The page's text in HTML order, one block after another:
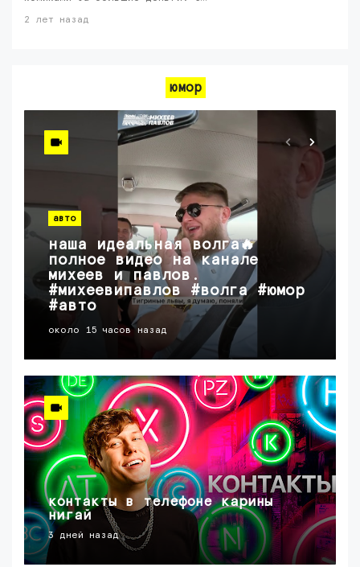
2 лет назад
юмор
авто
наша идеальная волга🔥
полное видео на канале
михеев и павлов.
#михеевипавлов #волга #юмор
#авто
около 15 часов назад
контакты в телефоне карины
нигай
3 дней назад